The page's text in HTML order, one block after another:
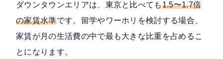
ダウンタウンエリアは、東京と比べても1.5〜1.7倍
の家賃水準です。留学やワーホリを検討する場合、
家賃が月の生活費の中で最も大きな比重を占めるこ
とになります。